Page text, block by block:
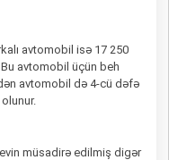
avtomobil isə 17 250
avtomobil üçün beh
avtomobil də 4-cü dəfə
müsadirə edilmiş digər